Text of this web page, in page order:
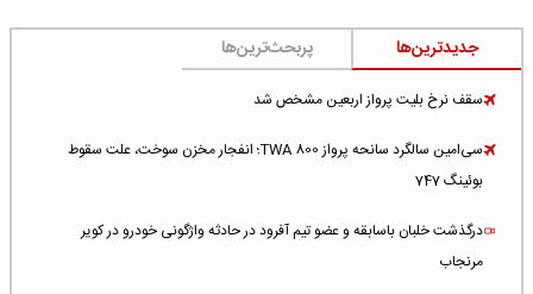
جدیدترین‌ها پربحث‌ترین‌ها
سقف نرخ بلیت پرواز اربعین مشخص شد
سی‌امین سالگرد سانحه پرواز TWA 800؛ انفجار مخزن سوخت، علت سقوط
بوئینگ 747
درگذشت خلبان باسابقه و عضو تیم آفرود در حادثه واژگونی خودرو در کویر
مرنجاب